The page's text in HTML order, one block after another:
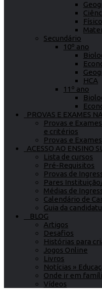
Secundário
10º ano
HCA
11º ano
PROVAS E EXAMES
Provas e
e critérios
Provas e
ACESSO AO ENSINO
Lista de cursos
Pré-Requisitos
Provas de
Pares
Médias de
Calendário de
Guia da
BLOG
Artigos
Desafios
Histórias para
Jogos Online
Livros
Notícias »
Onde ir em
Vídeos